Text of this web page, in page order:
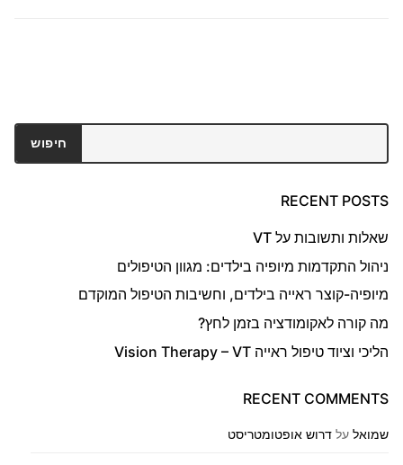
חיפוש
RECENT POSTS
שאלות ותשובות על VT
ניהול התקדמות מיופיה בילדים: מגוון הטיפולים
מיופיה-קוצר ראייה בילדים, וחשיבות הטיפול המוקדם
מה קורה לאקומודציה בזמן לחץ?
הליכי וציוד טיפול ראייה Vision Therapy – VT
RECENT COMMENTS
שמואל על דרוש אופטומטריסט